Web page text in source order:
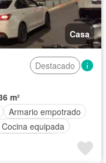
Casa
Destacado
m²
Armario empotrado
Cocina equipada